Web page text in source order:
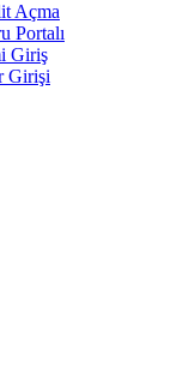
Açma
Portalı
Giriş
Girişi